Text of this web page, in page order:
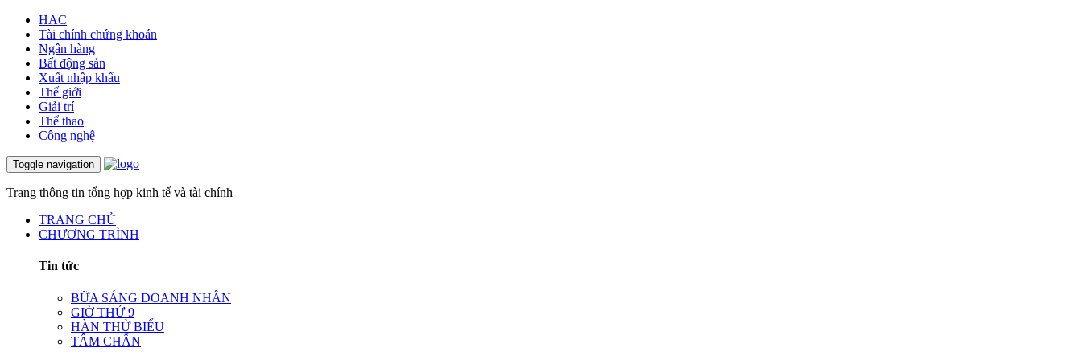
HAC
Tài chính chứng khoán
Ngân hàng
Bất động sản
Xuất nhập khẩu
Thế giới
Giải trí
Thể thao
Công nghệ
Toggle navigation
Trang thông tin tổng hợp kinh tế và tài chính
TRANG CHỦ
CHƯƠNG TRÌNH
Tin tức
BỮA SÁNG DOANH NHÂN
GIỜ THỨ 9
HÀN THỬ BIỂU
TÂM CHẤN